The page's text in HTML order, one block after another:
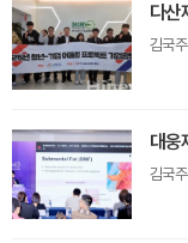
다산
김국
대웅
김국